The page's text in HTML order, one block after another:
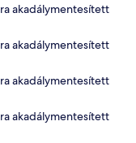
akadálymentesített
akadálymentesített
akadálymentesített
akadálymentesített